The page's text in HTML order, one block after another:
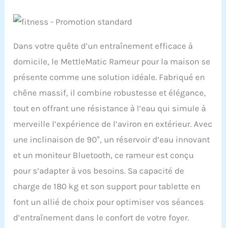
Dans votre quête d’un entraînement efficace à
domicile, le MettleMatic Rameur pour la maison se
présente comme une solution idéale. Fabriqué en
chêne massif, il combine robustesse et élégance,
tout en offrant une résistance à l’eau qui simule à
merveille l’expérience de l’aviron en extérieur. Avec
une inclinaison de 90°, un réservoir d’eau innovant
et un moniteur Bluetooth, ce rameur est conçu
pour s’adapter à vos besoins. Sa capacité de
charge de 180 kg et son support pour tablette en
font un allié de choix pour optimiser vos séances
d’entraînement dans le confort de votre foyer.